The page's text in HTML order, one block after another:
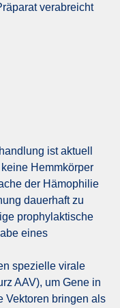
verabreicht
ist aktuell
Hemmkörper
der Hämophilie
dauerhaft zu
prophylaktische
eines
spezielle virale
AAV), um Gene in
Vektoren bringen als